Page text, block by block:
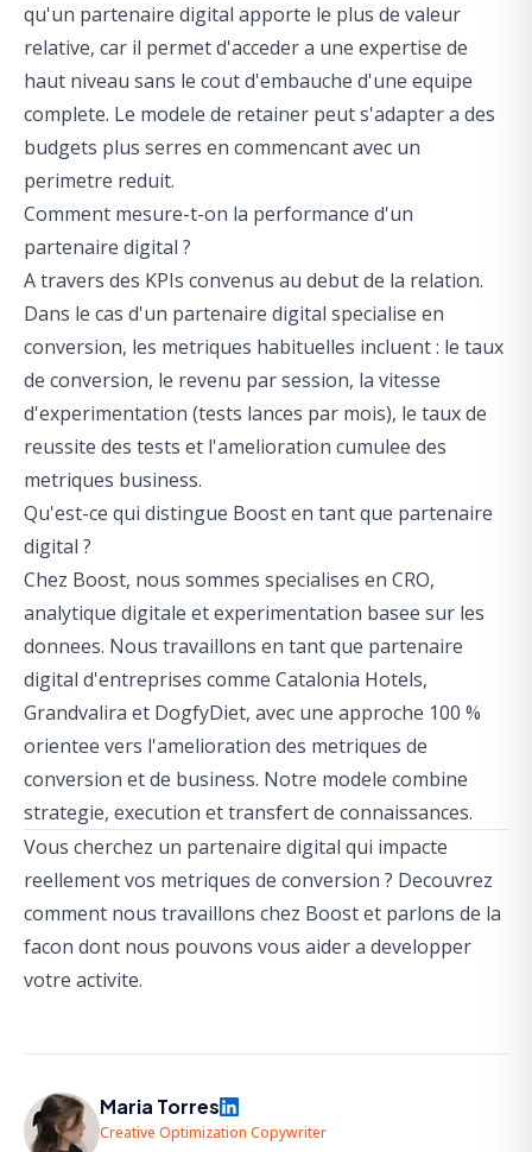
qu'un partenaire digital apporte le plus de valeur
relative, car il permet d'acceder a une expertise de
haut niveau sans le cout d'embauche d'une equipe
complete. Le modele de retainer peut s'adapter a des
budgets plus serres en commencant avec un
perimetre reduit.
Comment mesure-t-on la performance d'un
partenaire digital ?
A travers des KPIs convenus au debut de la relation.
Dans le cas d'un partenaire digital specialise en
conversion, les metriques habituelles incluent : le taux
de conversion, le revenu par session, la vitesse
d'experimentation (tests lances par mois), le taux de
reussite des tests et l'amelioration cumulee des
metriques business.
Qu'est-ce qui distingue Boost en tant que partenaire
digital ?
Chez Boost, nous sommes specialises en CRO,
analytique digitale et experimentation basee sur les
donnees. Nous travaillons en tant que partenaire
digital d'entreprises comme Catalonia Hotels,
Grandvalira et DogfyDiet, avec une approche 100 %
orientee vers l'amelioration des metriques de
conversion et de business. Notre modele combine
strategie, execution et transfert de connaissances.
Vous cherchez un partenaire digital qui impacte
reellement vos metriques de conversion ? Decouvrez
comment nous travaillons chez Boostet parlons de la
facon dont nous pouvons vous aider a developper
votre activite.
Maria Torres
Creative Optimization Copywriter